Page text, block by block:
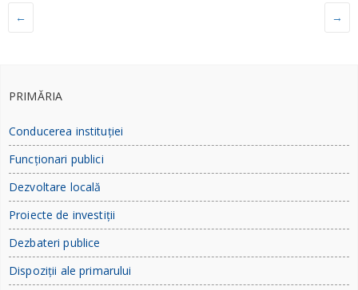
← →
PRIMĂRIA
Conducerea instituției
Funcționari publici
Dezvoltare locală
Proiecte de investiții
Dezbateri publice
Dispoziții ale primarului